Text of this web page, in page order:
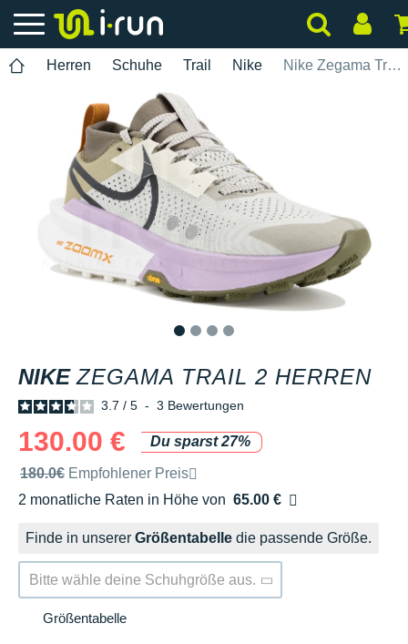
Herren Schuhe Trail Nike Nike Zegama Trail 2 Herren
NIKE ZEGAMA TRAIL 2 HERREN
3.7 / 5 - 3 Bewertungen
130.00 €
Du sparst 27%
Unverbindliche Preisempfehlung der Marke
180.0€ Empfohlener Preis
2 monatliche Raten in Höhe von 65.00 €
Ohne Zusatzkosten
Finde in unserer Größentabelle die passende Größe.
Bitte wähle deine Schuhgröße aus.
Größentabelle